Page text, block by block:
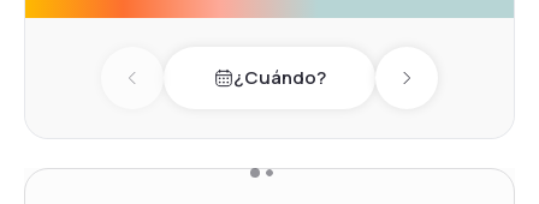
Previous day¿Cuándo? Next day